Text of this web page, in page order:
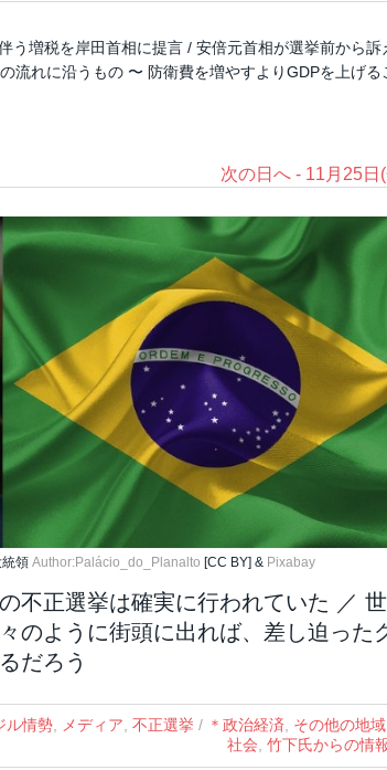
う増税を岸田首相に提言 / 安倍元首相が選挙前から訴
流れに沿うもの 〜 防衛費を増やすよりGDPを上げる
次の日へ - 11月25日
統領Author:Palácio_do_Planalto [CC BY] & Pixabay
不正選挙は確実に行われていた ／
のように街頭に出れば、差し迫った
だろう
ル情勢, メディア 不正選挙 / ＊政治経済 その他の地域,
社会 竹下氏からの情